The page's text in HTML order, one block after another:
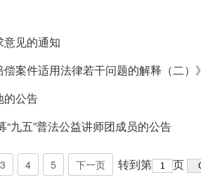
见的通知
案件适用法律若干问题的解释（二）》
的公告
九五”普法公益讲师团成员的公告
3 4 5 下一页 转到第 页